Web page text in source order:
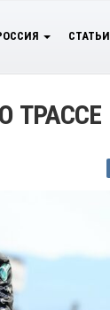
СТАТЬИ
ТРАССЕ